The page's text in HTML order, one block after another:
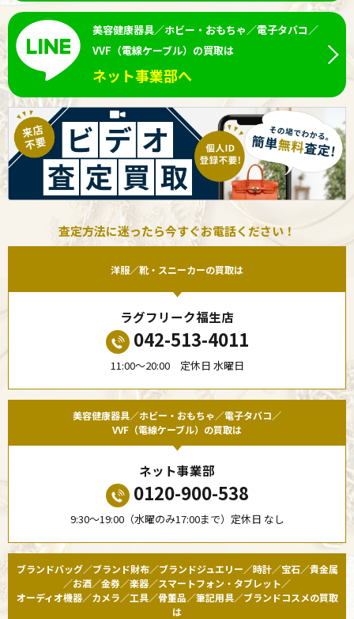
美容健康器具／ホビー・おもちゃ／電子タバコ／
VVF（電線ケーブル）の買取は
ネット事業部へ
査定方法に迷ったら今すぐお電話ください！
洋服／靴・スニーカーの買取は
ラグフリーク福生店
042-513-4011
11:00〜20:00 定休日 水曜日
美容健康器具／ホビー・おもちゃ／電子タバコ／
VVF（電線ケーブル）の買取は
ネット事業部
0120-900-538
9:30〜19:00（水曜のみ17:00まで）定休日 なし
ブランドバッグ／ブランド財布／ブランドジュエリー／時計／宝石／貴金属
／お酒／金券／楽器／スマートフォン・タブレット／
オーディオ機器／カメラ／工具／骨董品／筆記用具／ブランドコスメの買取
は